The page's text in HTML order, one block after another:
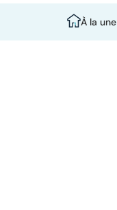
À la une